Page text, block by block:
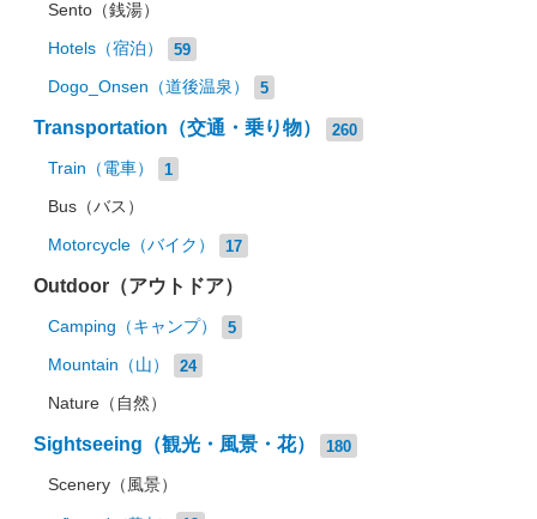
Sento（銭湯）
Hotels（宿泊） 59
Dogo_Onsen（道後温泉） 5
Transportation（交通・乗り物） 260
Train（電車） 1
Bus（バス）
Motorcycle（バイク） 17
Outdoor（アウトドア）
Camping（キャンプ） 5
Mountain（山） 24
Nature（自然）
Sightseeing（観光・風景・花） 180
Scenery（風景）